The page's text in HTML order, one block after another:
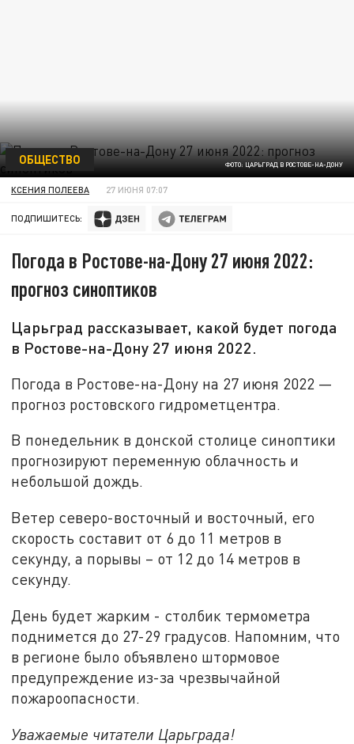
ФОТО: ЦАРЬГРАД В РОСТОВЕ-НА-ДОНУ
ОБЩЕСТВО
КСЕНИЯ ПОЛЕЕВА 27 ИЮНЯ 07:07
ПОДПИШИТЕСЬ:
Погода в Ростове-на-Дону 27 июня 2022:
прогноз синоптиков
Царьград рассказывает, какой будет погода
в Ростове-на-Дону 27 июня 2022.
Погода в Ростове-на-Дону на 27 июня 2022 —
прогноз ростовского гидрометцентра.
В понедельник в донской столице синоптики
прогнозируют переменную облачность и
небольшой дождь.
Ветер северо-восточный и восточный, его
скорость составит от 6 до 11 метров в
секунду, а порывы – от 12 до 14 метров в
секунду.
День будет жарким - столбик термометра
поднимется до 27-29 градусов. Напомним, что
в регионе было объявлено штормовое
предупреждение из-за чрезвычайной
пожароопасности.
Уважаемые читатели Царьграда!